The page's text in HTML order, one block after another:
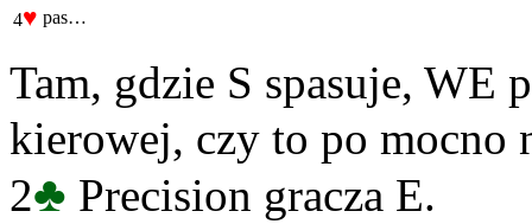
4♥ pas…
Tam, gdzie S spasuje,
kierowej, czy to po mocno
2♣ Precision gracza E.